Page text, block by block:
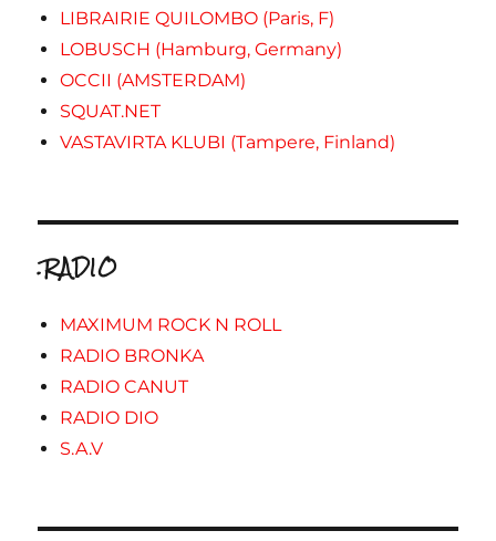
LIBRAIRIE QUILOMBO (Paris, F)
LOBUSCH (Hamburg, Germany)
OCCII (AMSTERDAM)
SQUAT.NET
VASTAVIRTA KLUBI (Tampere, Finland)
.RADIO
MAXIMUM ROCK N ROLL
RADIO BRONKA
RADIO CANUT
RADIO DIO
S.A.V